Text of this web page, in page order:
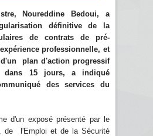
Noureddine Bedoui, a
définitive de la
de contrats de pré-
professionnelle, et
plan d'action progressif
dans 15 jours, a indiqué
des services du
d'un exposé présenté par le
de l'Emploi et de la Sécurité